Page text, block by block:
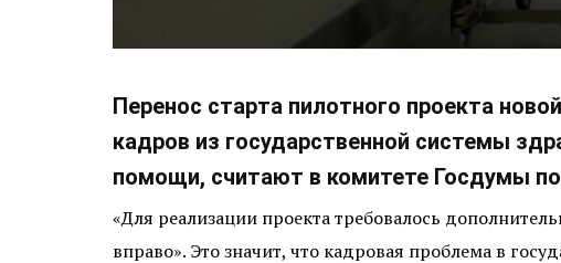
Перенос старта пилотного проекта
кадров из государственной системы
помощи, считают в комитете Госдумы
«Для реализации проекта требовалось
вправо». Это значит, что кадровая проблема в